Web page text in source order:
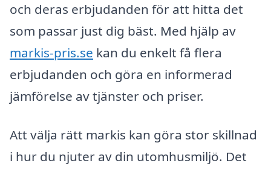
och deras erbjudanden för att hitta det
som passar just dig bäst. Med hjälp av
markis-pris.se kan du enkelt få flera
erbjudanden och göra en informerad
jämförelse av tjänster och priser.
Att välja rätt markis kan göra stor skillnad
i hur du njuter av din utomhusmiljö. Det